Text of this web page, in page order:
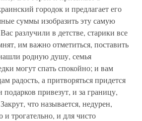
городок и предлагает его
суммы изобразить эту самую
разлучили в детстве, старики все
им важно отметиться, поставить
родную душу, семья
могут спать спокойно; и вам
радость, а притворяться придется
привезут, и за границу,
что называется, недурен,
трогательно, и для чисто